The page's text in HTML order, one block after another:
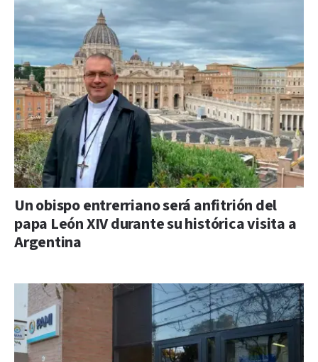
Un obispo entrerriano será anfitrión del
papa León XIV durante su histórica visita a
Argentina